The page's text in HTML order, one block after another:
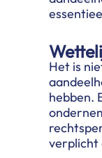
Het is
hebben.
verplicht